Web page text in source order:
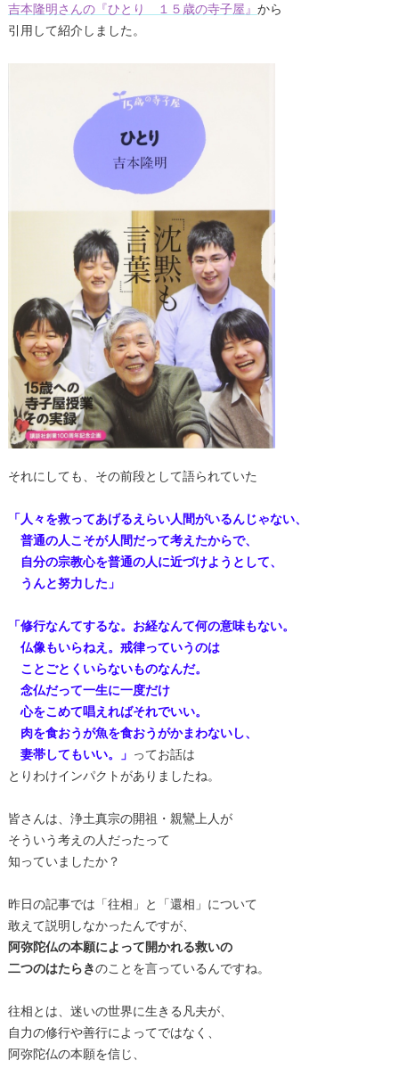
吉本隆明さんの『ひとり １５歳の寺子屋』から
引用して紹介しました。
それにしても、その前段として語られていた
「人々を救ってあげるえらい人間がいるんじゃない、
普通の人こそが人間だって考えたからで、
自分の宗教心を普通の人に近づけようとして、
うんと努力した」
「修行なんてするな。お経なんて何の意味もない。
仏像もいらねえ。戒律っていうのは
ことごとくいらないものなんだ。
念仏だって一生に一度だけ
心をこめて唱えればそれでいい。
肉を食おうが魚を食おうがかまわないし、
妻帯してもいい。」 ってお話は
とりわけインパクトがありましたね。
皆さんは、浄土真宗の開祖・親鸞上人が
そういう考えの人だったって
知っていましたか？
昨日の記事では「往相」と「還相」について
敢えて説明しなかったんですが、
阿弥陀仏の本願によって開かれる救いの
二つのはたらきのことを言っているんですね。
往相とは、迷いの世界に生きる凡夫が、
自力の修行や善行によってではなく、
阿弥陀仏の本願を信じ、